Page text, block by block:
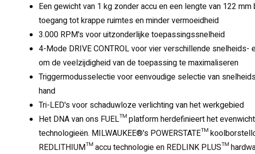
Een gewicht van 1 kg zonder accu en een lengte van 122
toegang tot krappe ruimtes en minder vermoeidheid
3.000 RPM's voor uitzonderlijke toepassingssnelheid
4-Mode DRIVE CONTROL voor vier verschillende snelheids-
om de veelzijdigheid van de toepassing te maximaliseren
Triggermodusselectie voor eenvoudige selectie van
hand
Tri-LED's voor schaduwloze verlichting van het werkgebied
Het DNA van ons FUEL™ platform herdefinieert het
technologieën. MILWAUKEE®'s POWERSTATE™
REDLITHIUM™ accu technologie en REDLINK PLUS™